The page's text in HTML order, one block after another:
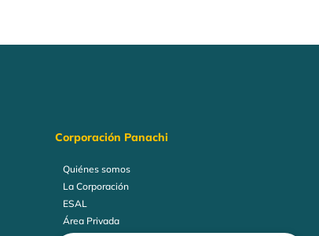
Corporación Panachi
Quiénes somos
La Corporación
ESAL
Área Privada